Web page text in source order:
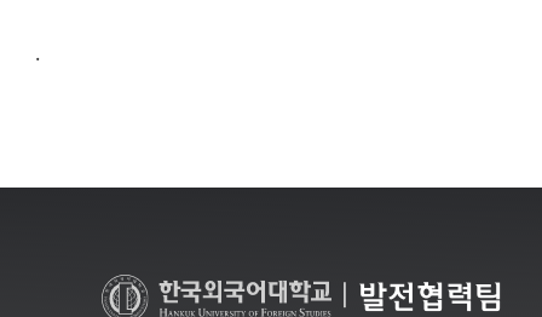
.
발전협력팀